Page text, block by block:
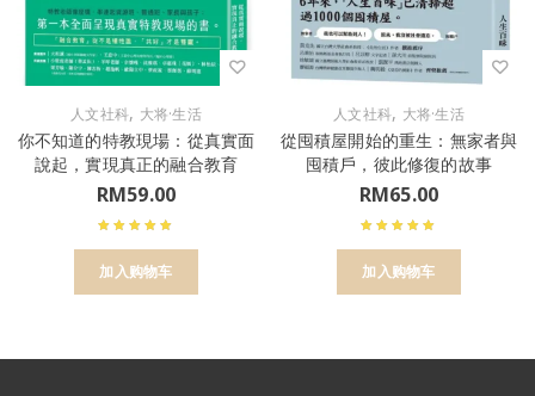
人文社科, 大将·生活
你不知道的特教現場：從真實面
說起，實現真正的融合教育
RM59.00
加入购物车
人文社科, 大将·生活
從囤積屋開始的重生：無家者與
囤積戶，彼此修復的故事
RM65.00
加入购物车